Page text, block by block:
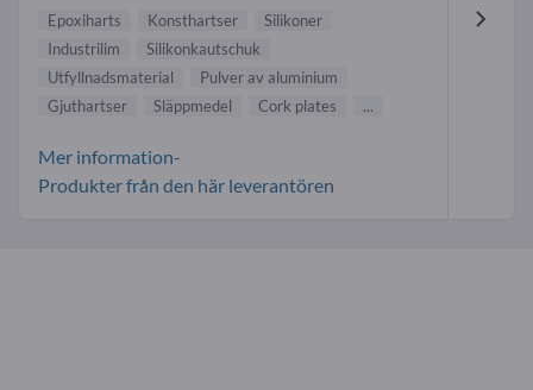
Epoxiharts Konsthartser
Silikoner
Industrilim
Silikonkautschuk
Utfyllnadsmaterial
Pulver av aluminium
Gjuthartser
Släppmedel Cork plates ...
Mer information-
Produkter från den här leverantören